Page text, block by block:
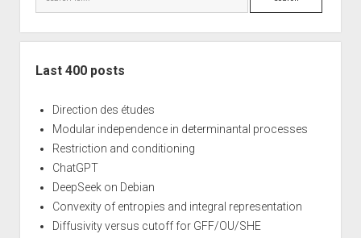
Last 400 posts
Direction des études
Modular independence in determinantal processes
Restriction and conditioning
ChatGPT
DeepSeek on Debian
Convexity of entropies and integral representation
Diffusivity versus cutoff for GFF/OU/SHE